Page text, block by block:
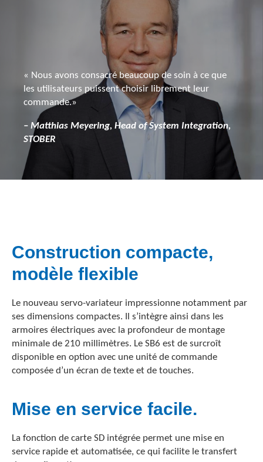
« Nous avons consacré beaucoup de soin à ce que
les utilisateurs puissent choisir librement leur
commande.»
– Matthias Meyering, Head of System Integration,
STOBER
Construction compacte,
modèle flexible
Le nouveau servo-variateur impressionne notamment par
ses dimensions compactes. Il s’intègre ainsi dans les
armoires électriques avec la profondeur de montage
minimale de 210 millimètres. Le SB6 est de surcroît
disponible en option avec une unité de commande
composée d’un écran de texte et de touches.
Mise en service facile.
La fonction de carte SD intégrée permet une mise en
service rapide et automatisée, ce qui facilite le transfert